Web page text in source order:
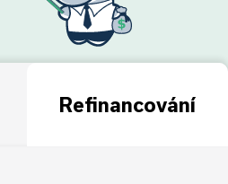
Refinancování